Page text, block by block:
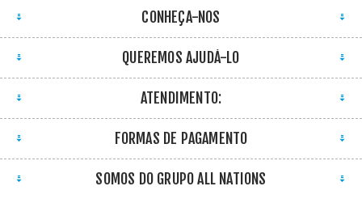
CONHEÇA-NOS
QUEREMOS AJUDÁ-LO
ATENDIMENTO:
FORMAS DE PAGAMENTO
SOMOS DO GRUPO ALL NATIONS